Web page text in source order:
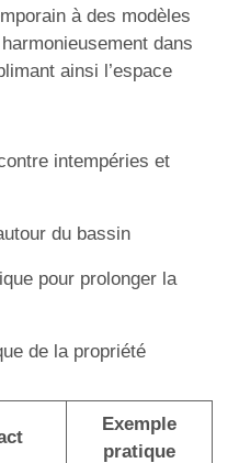
à des modèles
dans
ainsi l’espace
intempéries et
du bassin
pour prolonger la
de la propriété
Exemple
pratique